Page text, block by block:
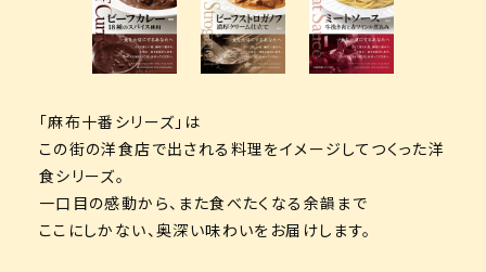
「麻布十番シリーズ」は
この街の洋食店で出される料理をイメージしてつくった洋
食シリーズ。
一口目の感動から、また食べたくなる余韻まで
ここにしかない、奥深い味わいをお届けします。